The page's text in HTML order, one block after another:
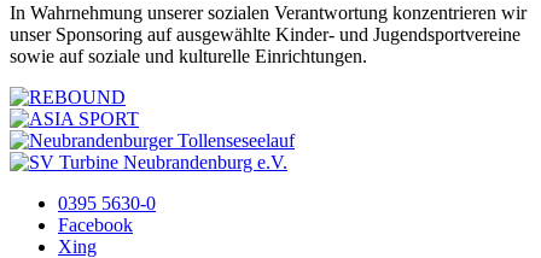
In Wahrnehmung unserer sozialen Verantwortung konzentrieren wir
unser Sponsoring auf ausgewählte Kinder- und Jugendsportvereine
sowie auf soziale und kulturelle Einrichtungen.
0395 5630-0
Facebook
Xing